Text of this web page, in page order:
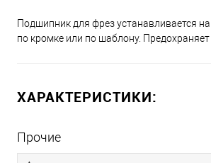
Подшипник для фрез устанавливается
по кромке или по шаблону.
ХАРАКТЕРИСТИКИ:
Прочие